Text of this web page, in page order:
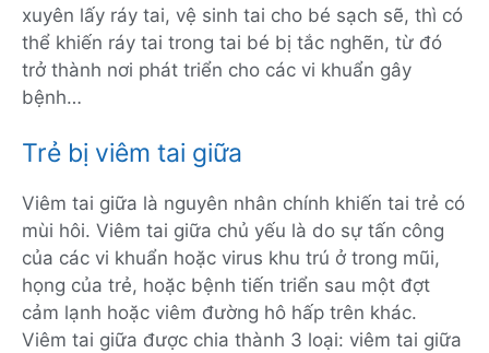
xuyên lấy ráy tai, vệ sinh tai cho bé sạch sẽ, thì có
thể khiến ráy tai trong tai bé bị tắc nghẽn, từ đó
trở thành nơi phát triển cho các vi khuẩn gây
bệnh…
Trẻ bị viêm tai giữa
Viêm tai giữa là nguyên nhân chính khiến tai trẻ có
mùi hôi. Viêm tai giữa chủ yếu là do sự tấn công
của các vi khuẩn hoặc virus khu trú ở trong mũi,
họng của trẻ, hoặc bệnh tiến triển sau một đợt
cảm lạnh hoặc viêm đường hô hấp trên khác.
Viêm tai giữa được chia thành 3 loại: viêm tai giữa